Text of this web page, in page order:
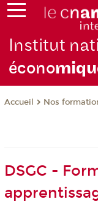
Institut
écono
Accueil Nos
DSGC -